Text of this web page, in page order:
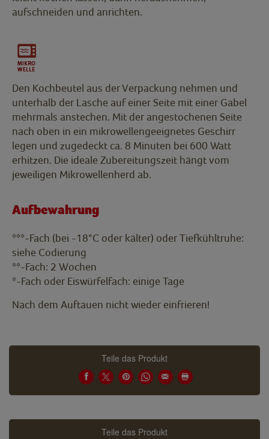
aufschneiden und anrichten.
Den Kochbeutel aus der Verpackung nehmen und
unterhalb der Lasche auf einer Seite mit einer Gabel
mehrmals anstechen. Mit der angestochenen Seite
nach oben in ein mikrowellengeeignetes Geschirr
legen und zugedeckt ca. 8 Minuten bei 600 Watt
erhitzen. Die ideale Zubereitungszeit hängt vom
jeweiligen Mikrowellenherd ab.
Aufbewahrung
***-Fach (bei -18°C oder kälter) oder Tiefkühltruhe:
siehe Codierung
**-Fach: 2 Wochen
*-Fach oder Eiswürfelfach: einige Tage
Nach dem Auftauen nicht wieder einfrieren!
Teile das Produkt
Teile das Produkt